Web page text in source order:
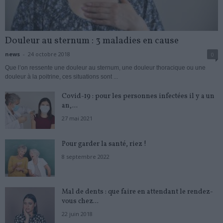
Douleur au sternum : 3 maladies en cause
news - 24 octobre 2018 0
Que l’on ressente une douleur au sternum, une douleur thoracique ou une
douleur à la poitrine, ces situations sont ...
Covid-19 : pour les personnes infectées il y a un
an,...
27 mai 2021
Pour garder la santé, riez !
8 septembre 2022
Mal de dents : que faire en attendant le rendez-
vous chez...
22 juin 2018